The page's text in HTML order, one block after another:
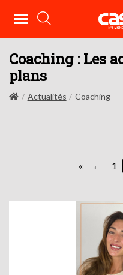
Coaching : Les
plans
Actualités Coaching
« 1